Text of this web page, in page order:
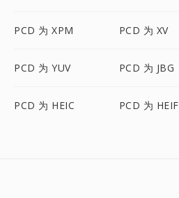
PCD 为 XPM PCD 为 XV
PCD 为 YUV PCD 为 JBG
PCD 为 HEIC PCD 为 HEIF